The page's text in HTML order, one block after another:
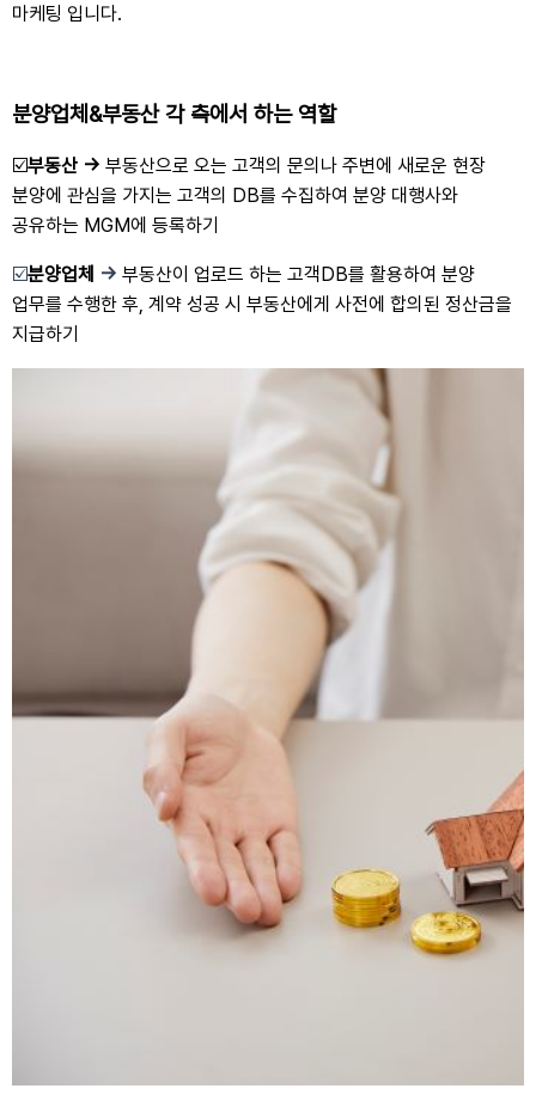
마케팅 입니다.
분양업체&부동산 각 측에서 하는 역할
☑️부동산 → 부동산으로 오는 고객의 문의나 주변에 새로운 현장
분양에 관심을 가지는 고객의 DB를 수집하여 분양 대행사와
공유하는 MGM에 등록하기
☑️분양업체 → 부동산이 업로드 하는 고객DB를 활용하여 분양
업무를 수행한 후, 계약 성공 시 부동산에게 사전에 합의된 정산금을
지급하기